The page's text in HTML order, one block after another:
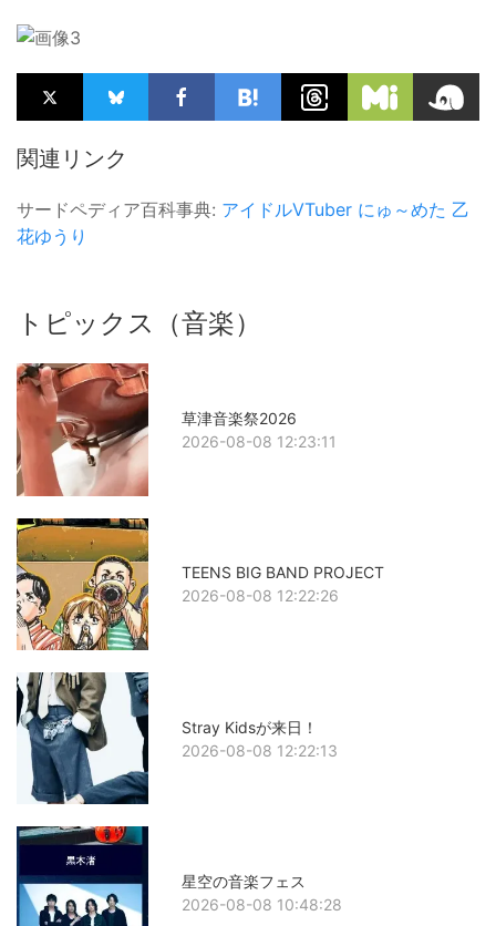
関連リンク
サードペディア百科事典: アイドルVTuber にゅ～めた 乙
花ゆうり
トピックス（音楽）
草津音楽祭2026
2026-08-08 12:23:11
TEENS BIG BAND PROJECT
2026-08-08 12:22:26
Stray Kidsが来日！
2026-08-08 12:22:13
星空の音楽フェス
2026-08-08 10:48:28